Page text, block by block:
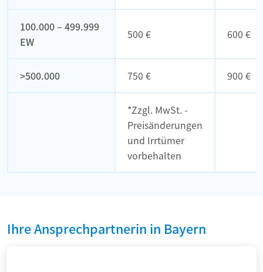
100.000 – 499.999
EW
500 € 600 €
>500.000 750 € 900 €
*Zzgl. MwSt. -
Preisänderungen
und Irrtümer
vorbehalten
Ihre Ansprechpartnerin in Bayern